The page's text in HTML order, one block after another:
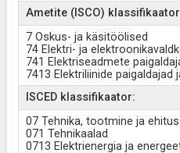
Ametite (ISCO)
7 Oskus- ja käsitöölised
74 Elektri- ja
741 Elektriseadmete
7413 Elektriliinide paigaldajad
ISCED klassifikaator:
07 Tehnika, tootmine ja ehitus
071 Tehnikaalad
0713 Elektrienergia ja